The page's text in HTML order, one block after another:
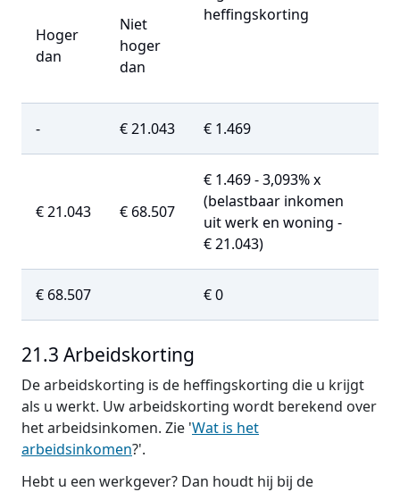
heffingskorting
Hoger
dan
Niet
hoger
dan
- € 21.043 € 1.469
€ 21.043 € 68.507
€ 1.469 - 3,093% x
(belastbaar inkomen
uit werk en woning -
€ 21.043)
€ 68.507 € 0
21.3 Arbeidskorting
De arbeidskorting is de heffingskorting die u krijgt
als u werkt. Uw arbeidskorting wordt berekend over
het arbeidsinkomen. Zie 'Wat is het
arbeidsinkomen?'.
Hebt u een werkgever? Dan houdt hij bij de